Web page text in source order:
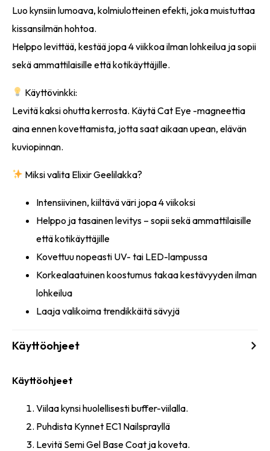
Luo kynsiin lumoava, kolmiulotteinen efekti, joka muistuttaa
kissansilmän hohtoa.
Helppo levittää, kestää jopa 4 viikkoa ilman lohkeilua ja sopii
sekä ammattilaisille että kotikäyttäjille.
Käyttövinkki:
Levitä kaksi ohutta kerrosta. Käytä Cat Eye -magneettia
aina ennen kovettamista, jotta saat aikaan upean, elävän
kuviopinnan.
Miksi valita Elixir Geelilakka?
Intensiivinen, kiiltävä väri jopa 4 viikoksi
Helppo ja tasainen levitys – sopii sekä ammattilaisille
että kotikäyttäjille
Kovettuu nopeasti UV- tai LED-lampussa
Korkealaatuinen koostumus takaa kestävyyden ilman
lohkeilua
Laaja valikoima trendikkäitä sävyjä
Käyttöohjeet
Käyttöohjeet
Viilaa kynsi huolellisesti buffer-viilalla.
Puhdista Kynnet EC1 Nailsprayllä
Levitä Semi Gel Base Coat ja koveta.